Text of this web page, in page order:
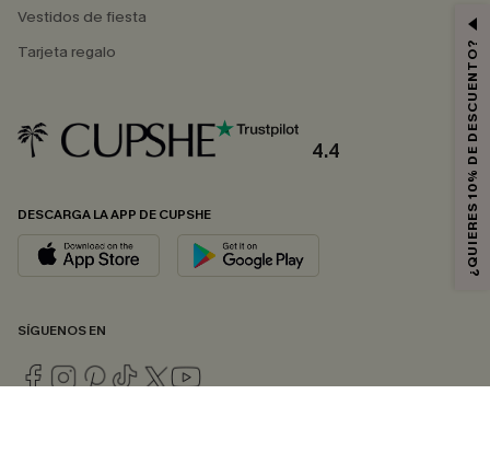
Vestidos de fiesta
Tarjeta regalo
4.4
DESCARGA LA APP DE CUPSHE
SÍGUENOS EN
¿QUIERES 10% DE DESCUENTO?